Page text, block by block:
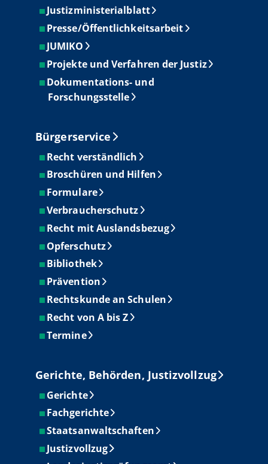
Justizministerialblatt
Presse/Öffentlichkeitsarbeit
JUMIKO
Projekte und Verfahren der Justiz
Dokumentations- und
Forschungsstelle
Bürgerservice
Recht verständlich
Broschüren und Hilfen
Formulare
Verbraucherschutz
Recht mit Auslandsbezug
Opferschutz
Bibliothek
Prävention
Rechtskunde an Schulen
Recht von A bis Z
Termine
Gerichte, Behörden, Justizvollzug
Gerichte
Fachgerichte
Staatsanwaltschaften
Justizvollzug